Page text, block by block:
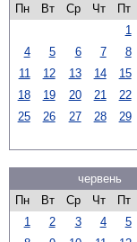
Пн
Вт Ср Чт Пт
1
4
5 6 7 8
11
12 13 14 15
18
19 20 21 22
25
26 27 28 29
червень
Пн
Вт Ср Чт Пт
1
2 3 4 5